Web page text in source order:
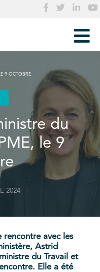
9 OCTOBRE
du
le 9
2024
rencontre avec les
Astrid
du Travail et
Elle a été